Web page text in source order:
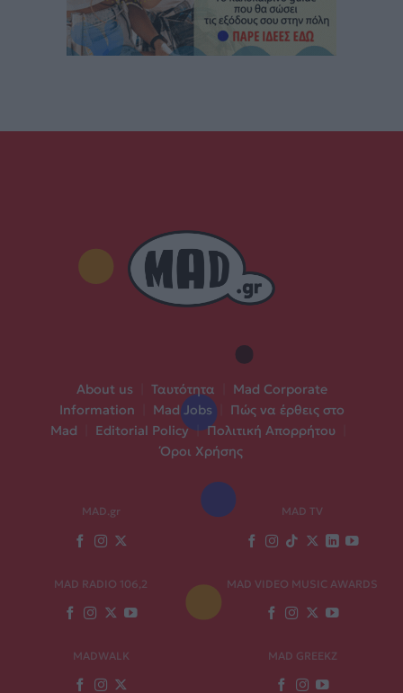
About us Ταυτότητα
Mad Corporate
Information
Mad Jobs
Πώς να έρθεις στο
Mad
Editorial Policy | Πολιτική Απορρήτου
Όροι Χρήσης
MAD.gr MAD TV
MAD RADIO 106,2 MAD VIDEO MUSIC AWARDS
MADWALK MAD GREEKZ